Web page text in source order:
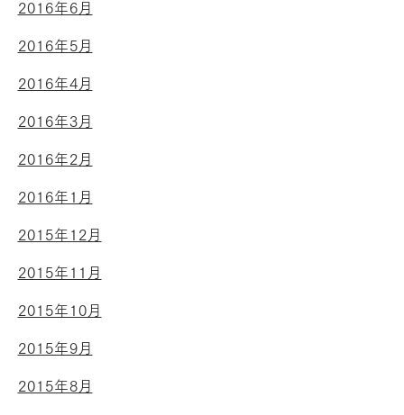
2016年6月
2016年5月
2016年4月
2016年3月
2016年2月
2016年1月
2015年12月
2015年11月
2015年10月
2015年9月
2015年8月